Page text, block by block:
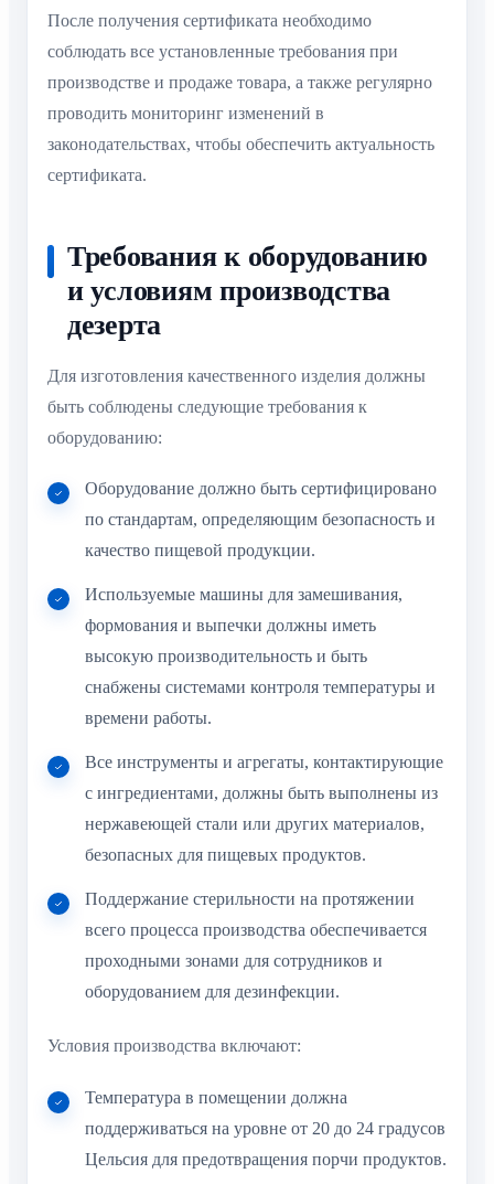
После получения сертификата необходимо
соблюдать все установленные требования при
производстве и продаже товара, а также регулярно
проводить мониторинг изменений в
законодательствах, чтобы обеспечить актуальность
сертификата.
Требования к оборудованию
и условиям производства
дезерта
Для изготовления качественного изделия должны
быть соблюдены следующие требования к
оборудованию:
Оборудование должно быть сертифицировано
по стандартам, определяющим безопасность и
качество пищевой продукции.
Используемые машины для замешивания,
формования и выпечки должны иметь
высокую производительность и быть
снабжены системами контроля температуры и
времени работы.
Все инструменты и агрегаты, контактирующие
с ингредиентами, должны быть выполнены из
нержавеющей стали или других материалов,
безопасных для пищевых продуктов.
Поддержание стерильности на протяжении
всего процесса производства обеспечивается
проходными зонами для сотрудников и
оборудованием для дезинфекции.
Условия производства включают:
Температура в помещении должна
поддерживаться на уровне от 20 до 24 градусов
Цельсия для предотвращения порчи продуктов.